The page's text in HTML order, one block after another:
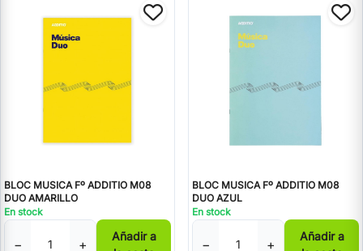
BLOC MUSICA Fº ADDITIO M08
DUO AMARILLO
En stock
− +
Añadir a
BLOC MUSICA Fº ADDITIO M08
DUO AZUL
En stock
− +
Añadir a